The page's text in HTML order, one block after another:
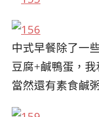
中式早餐除了一
豆腐+鹹鴨蛋，我
當然還有素食鹹